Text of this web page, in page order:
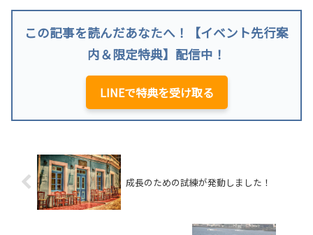
この記事を読んだあなたへ！【イベント先行案
内＆限定特典】配信中！
LINEで特典を受け取る
成長のための試練が発動しました！